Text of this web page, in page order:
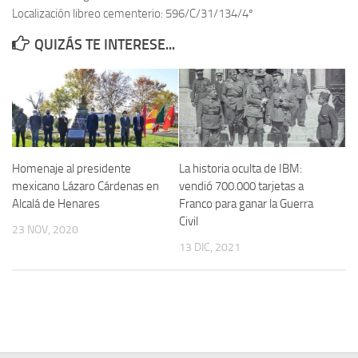
Memoria Histórica
Investigación previa de la represión en Talavera de la Reina (1937-
1947).
Informe Represión en Toledo 1936-1947 | Buscador
Informe de la fosa de abril de 1939 de Tembleque
Enciclopedia Republicana
Militantes históricos IR
Personajes republicanos
Localización libreo cementerio: 596/C/31/134/4º
QUIZÁS TE INTERESE...
Homenaje al presidente
mexicano Lázaro Cárdenas en
Alcalá de Henares
23 NOV, 2020
La historia oculta de IBM:
vendió 700.000 tarjetas a
Franco para ganar la Guerra
Civil
13 DIC, 2021